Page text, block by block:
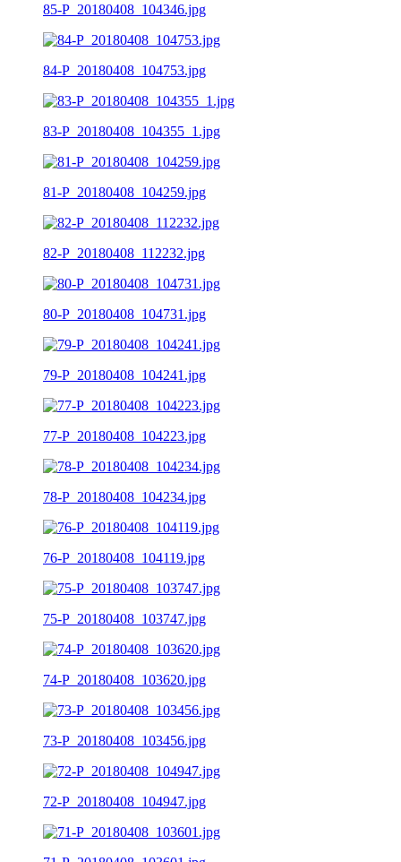
85-P_20180408_104346.jpg
84-P_20180408_104753.jpg
83-P_20180408_104355_1.jpg
81-P_20180408_104259.jpg
82-P_20180408_112232.jpg
80-P_20180408_104731.jpg
79-P_20180408_104241.jpg
77-P_20180408_104223.jpg
78-P_20180408_104234.jpg
76-P_20180408_104119.jpg
75-P_20180408_103747.jpg
74-P_20180408_103620.jpg
73-P_20180408_103456.jpg
72-P_20180408_104947.jpg